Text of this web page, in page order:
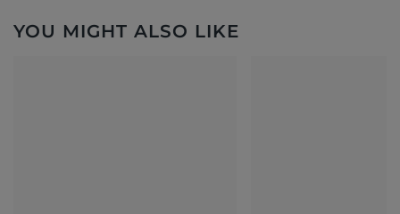
YOU MIGHT ALSO LIKE